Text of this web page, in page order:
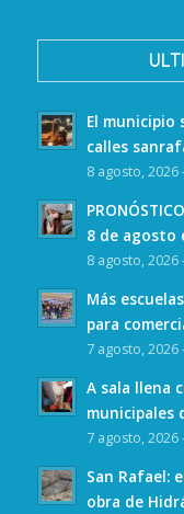
El municipio
calles
8 agosto, 2026
8 de agosto
8 agosto, 2026
Más
para
7 agosto, 2026
A sala llena
municipales
7 agosto, 2026
San Rafael:
obra de